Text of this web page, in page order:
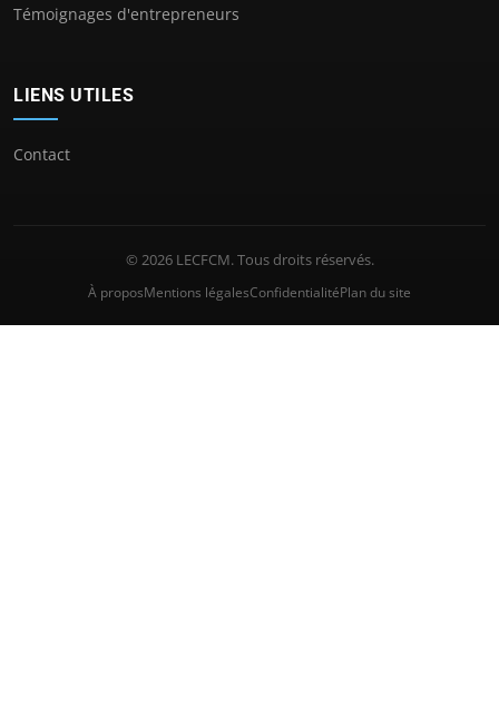
Témoignages d'entrepreneurs
LIENS UTILES
Contact
© 2026 LECFCM. Tous droits réservés.
À proposMentions légalesConfidentialitéPlan du site